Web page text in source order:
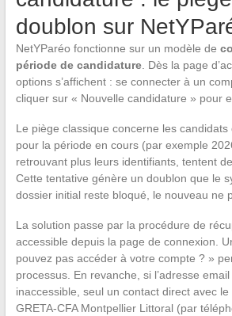
doublon sur
NetYParéo fonctionne sur un modèle de
période de candidature. Dès la page
options s’affichent : se connecter à un
cliquer sur « Nouvelle candidature » pour
Le piège classique concerne les
pour la période en cours (par exemple
retrouvant plus leurs identifiants, tentent
Cette tentative génère un doublon que le
dossier initial reste bloqué, le nouveau ne
La solution passe par la procédure de
accessible depuis la page de connexion.
pouvez pas accéder à votre compte ? »
processus. En revanche, si l’adresse
inaccessible, seul un contact direct avec
GRETA-CFA Montpellier Littoral (par